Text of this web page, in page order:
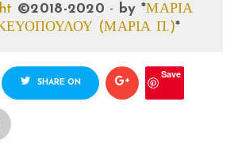
©2018-2020 - by *ΜΑΡΙΑ
(ΜΑΡΙΑ Π.)*
SHARE ON
Save